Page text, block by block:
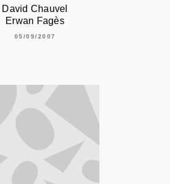
David Chauvel
Erwan Fagès
05/09/2007